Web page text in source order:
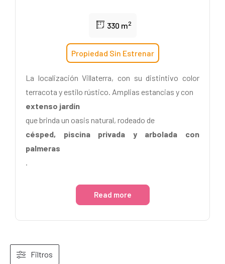
330 m2
Propiedad Sin Estrenar
La localización Villaterra, con su distintivo color
terracota y estilo rústico. Amplias estancias y con
extenso jardín
que brinda un oasis natural, rodeado de
césped, piscina privada y arbolada con
palmeras
Read more
Filtros